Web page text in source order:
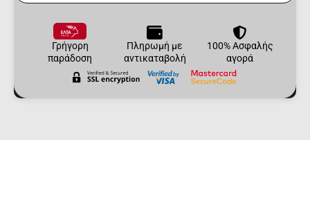
Γρήγορη
παράδοση
Πληρωμή με
αντικαταβολή
100% Ασφαλής
αγορά